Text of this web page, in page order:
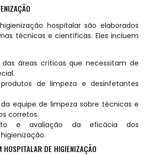
hospitalar são elaborados
técnicas e científicas. Eles incluem
áreas críticas que necessitam de
de limpeza e desinfetantes
equipe de limpeza sobre técnicas e
corretos.
e avaliação da eficácia dos
HOSPITALAR DE HIGIENIZAÇÃO